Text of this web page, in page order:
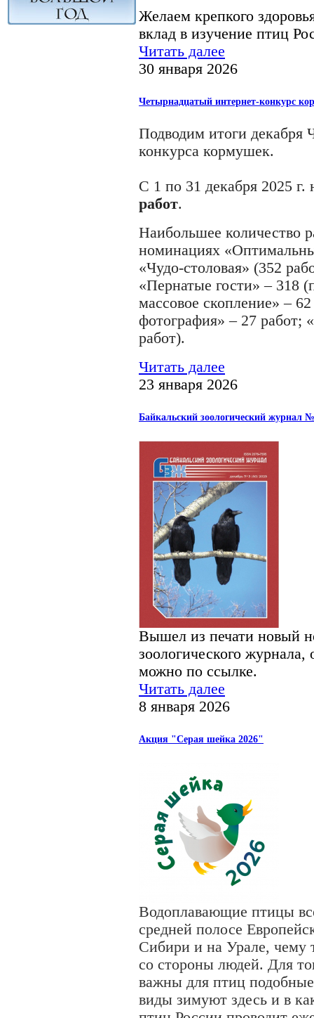
Желаем крепкого
вклад в изучение птиц
Читать далее
30 января 2026
Четырнадцатый интернет-конкурс
Подводим итоги декабря
конкурса кормушек.
С 1 по 31 декабря 2025 г.
работ.
Наибольшее количество
номинациях «
«Чудо-столовая» (352
«Пернатые гости» – 318 (
массовое скопление» –
фотография» – 27 работ;
работ).
Читать далее
23 января 2026
Байкальский зоологический журнал
Вышел из печати новый
зоологического
можно по ссылке.
Читать далее
8 января 2026
Акция "Серая шейка 2026"
Водоплавающие птицы
cредней полосе
Сибири и на Урале, чему
со стороны людей. Для
важны для птиц
виды зимуют здесь и в